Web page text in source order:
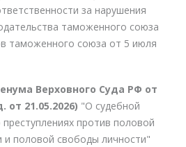
за нарушения
таможенного союза
таможенного союза от 5 июля
Верховного Суда РФ от
от 21.05.2026) "О судебной
против половой
и половой свободы личности"